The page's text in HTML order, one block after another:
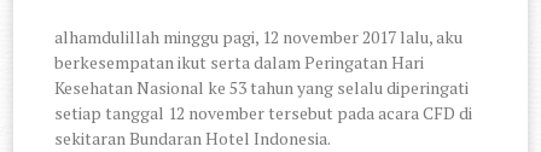
alhamdulillah minggu pagi, 12 november 2017 lalu, aku
berkesempatan ikut serta dalam Peringatan Hari
Kesehatan Nasional ke 53 tahun yang selalu diperingati
setiap tanggal 12 november tersebut pada acara CFD di
sekitaran Bundaran Hotel Indonesia.